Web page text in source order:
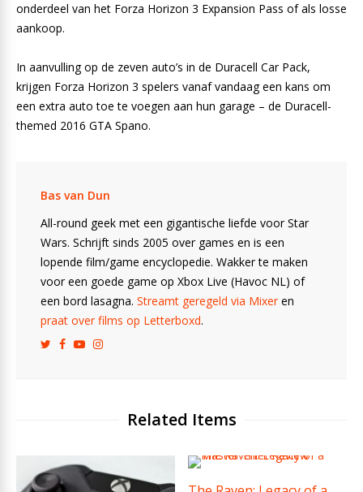
onderdeel van het Forza Horizon 3 Expansion Pass of als losse
aankoop.
In aanvulling op de zeven auto’s in de Duracell Car Pack,
krijgen Forza Horizon 3 spelers vanaf vandaag een kans om
een extra auto toe te voegen aan hun garage – de Duracell-
themed 2016 GTA Spano.
Bas van Dun
All-round geek met een gigantische liefde voor Star
Wars. Schrijft sinds 2005 over games en is een
lopende film/game encyclopedie. Wakker te maken
voor een goede game op Xbox Live (Havoc NL) of
een bord lasagna. Streamt geregeld via Mixeren
praat over films op Letterboxd.
Related Items